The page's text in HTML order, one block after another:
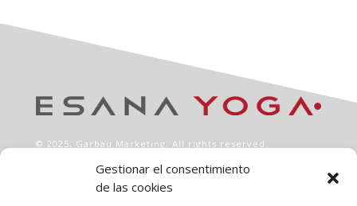
Gestionar el consentimiento
de las cookies
© 2025, Garbau Marketing. All rights reserved.
INFO